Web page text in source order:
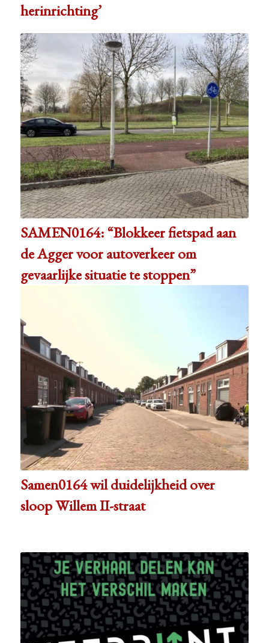
herinrichting’
SAMEN0164: “Blokkeer fietspad aan
de Agger voor autoverkeer om
gevaarlijke situatie te stoppen”
Samen0164 wil duidelijkheid over
sloop Willem II-straat